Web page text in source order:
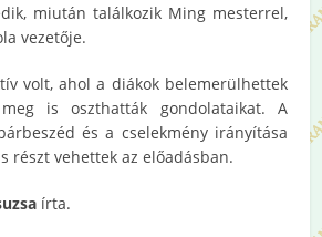
miután találkozik Ming mesterrel,
vezetője.
volt, ahol a diákok belemerülhettek
is oszthatták gondolataikat. A
és a cselekmény irányítása
részt vehettek az előadásban.
írta.